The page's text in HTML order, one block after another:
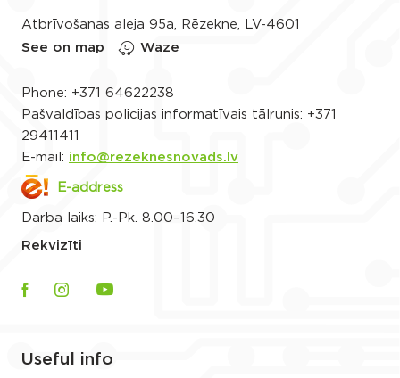
Atbrīvošanas aleja 95a, Rēzekne, LV-4601
See on map
Waze
Phone: +371 64622238
Pašvaldības policijas informatīvais tālrunis: +371
29411411
E-mail: info@rezeknesnovads.lv
E-address
Darba laiks: P.-Pk. 8.00–16.30
Rekvizīti
Useful info